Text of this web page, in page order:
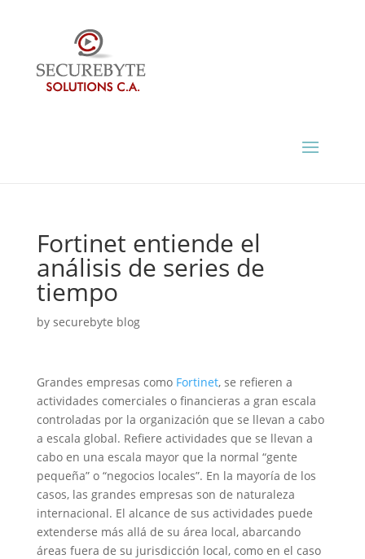
Fortinet entiende el
análisis de series de
tiempo
by securebyte blog
Grandes empresas como Fortinet, se refieren a
actividades comerciales o financieras a gran escala
controladas por la organización que se llevan a cabo
a escala global. Refiere actividades que se llevan a
cabo en una escala mayor que la normal “gente
pequeña” o “negocios locales”. En la mayoría de los
casos, las grandes empresas son de naturaleza
internacional. El alcance de sus actividades puede
extenderse más allá de su área local, abarcando
áreas fuera de su jurisdicción local, como en el caso